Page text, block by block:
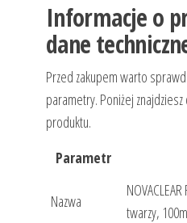
Informacje o
dane
Przed zakupem warto
parametry. Poniżej
produktu.
Parametr
Nazwa
twarzy,